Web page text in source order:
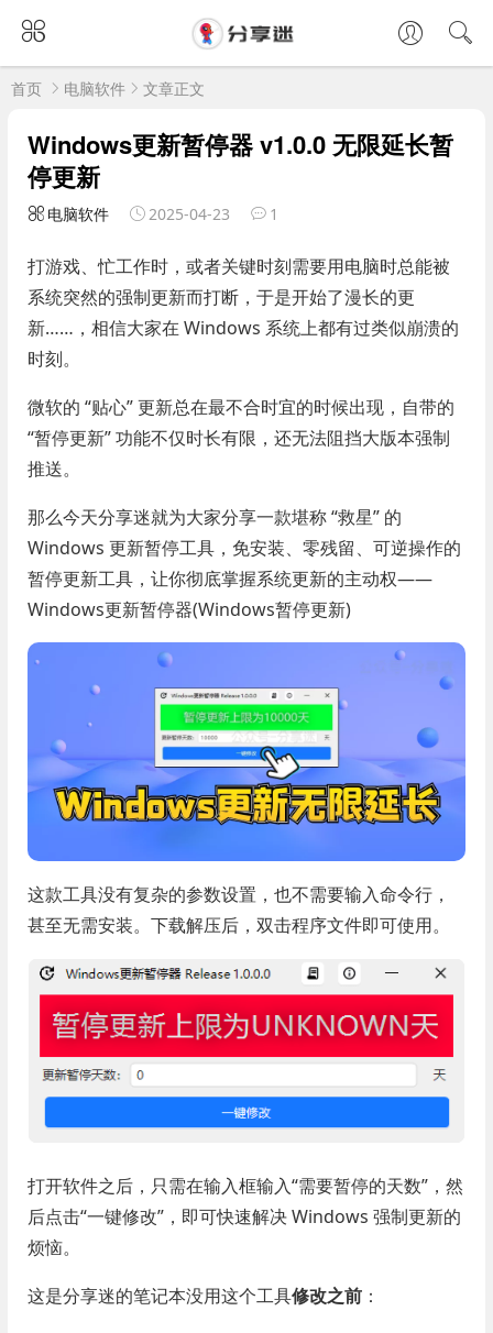
首页 电脑软件 文章正文
Windows更新暂停器 v1.0.0 无限延长暂
停更新
电脑软件 2025-04-23 1
打游戏、忙工作时，或者关键时刻需要用电脑时总能被
系统突然的强制更新而打断，于是开始了漫长的更
新……，相信大家在 Windows 系统上都有过类似崩溃的
时刻。
微软的 “贴心” 更新总在最不合时宜的时候出现，自带的
“暂停更新” 功能不仅时长有限，还无法阻挡大版本强制
推送。
那么今天分享迷就为大家分享一款堪称 “救星” 的
Windows 更新暂停工具，免安装、零残留、可逆操作的
暂停更新工具，让你彻底掌握系统更新的主动权——
Windows更新暂停器(Windows暂停更新)
这款工具没有复杂的参数设置，也不需要输入命令行，
甚至无需安装。下载解压后，双击程序文件即可使用。
打开软件之后，只需在输入框输入“需要暂停的天数”，然
后点击“一键修改”，即可快速解决 Windows 强制更新的
烦恼。
这是分享迷的笔记本没用这个工具修改之前：